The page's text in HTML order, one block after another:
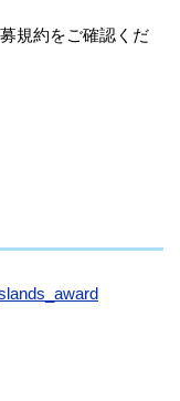
規約をご確認くだ